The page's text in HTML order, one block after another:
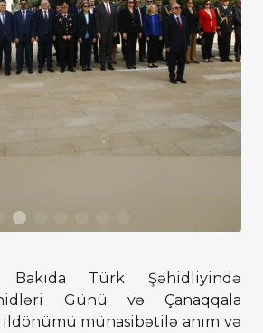
Bakıda Türk Şəhidliyində
Günü və Çanaqqala
ildönümü münasibətilə anım və